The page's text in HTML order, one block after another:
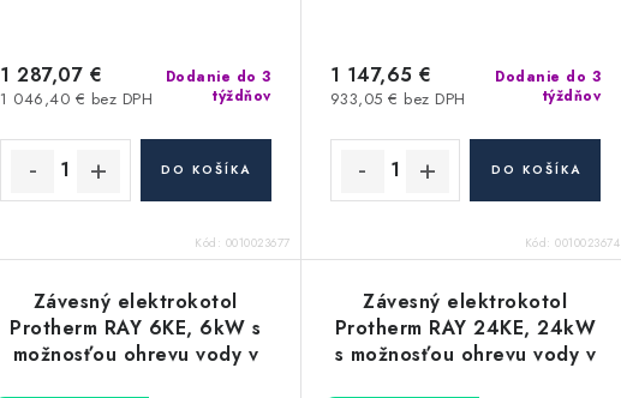
d
u
k
o
v
Dodanie do 3
týždňov
1 046,40 € bez DPH
1 287,07 €
DO KOŠÍKA
Kód: 0010023677
Dodanie do 3
týždňov
933,05 € bez DPH
1 147,65 €
DO KOŠÍKA
Kód:0010023674
Závesný elektrokotol
Protherm RAY 6KE, 6kW s
možnosťou ohrevu vody v
Závesný elektrokotol
Protherm RAY 24KE, 24kW
s možnosťou ohrevu vody v